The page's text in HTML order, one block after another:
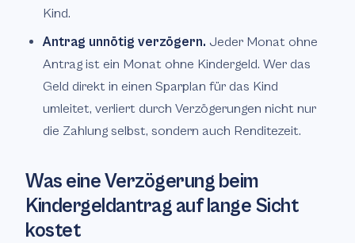
Kind.
Antrag unnötig verzögern. Jeder Monat ohne
Antrag ist ein Monat ohne Kindergeld. Wer das
Geld direkt in einen Sparplan für das Kind
umleitet, verliert durch Verzögerungen nicht nur
die Zahlung selbst, sondern auch Renditezeit.
Was eine Verzögerung beim
Kindergeldantrag auf lange Sicht
kostet